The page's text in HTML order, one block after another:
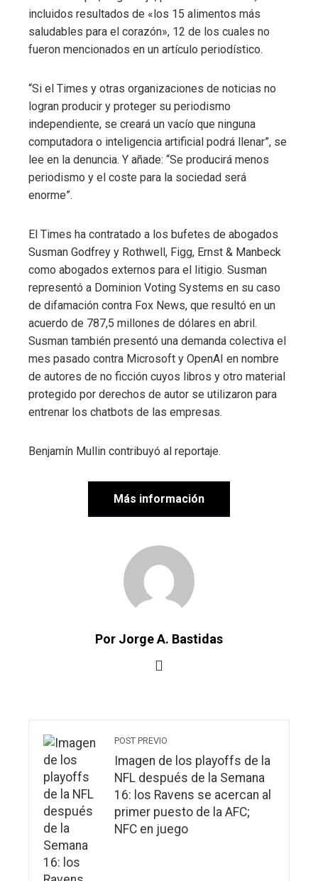
incluidos resultados de «los 15 alimentos más
saludables para el corazón», 12 de los cuales no
fueron mencionados en un artículo periodístico.
“Si el Times y otras organizaciones de noticias no
logran producir y proteger su periodismo
independiente, se creará un vacío que ninguna
computadora o inteligencia artificial podrá llenar”, se
lee en la denuncia. Y añade: “Se producirá menos
periodismo y el coste para la sociedad será
enorme”.
El Times ha contratado a los bufetes de abogados
Susman Godfrey y Rothwell, Figg, Ernst & Manbeck
como abogados externos para el litigio. Susman
representó a Dominion Voting Systems en su caso
de difamación contra Fox News, que resultó en un
acuerdo de 787,5 millones de dólares en abril.
Susman también presentó una demanda colectiva el
mes pasado contra Microsoft y OpenAI en nombre
de autores de no ficción cuyos libros y otro material
protegido por derechos de autor se utilizaron para
entrenar los chatbots de las empresas.
Benjamín Mullin contribuyó al reportaje.
Más información
Por Jorge A. Bastidas
POST PREVIO
Imagen de los playoffs de la
NFL después de la Semana
16: los Ravens se acercan al
primer puesto de la AFC;
NFC en juego